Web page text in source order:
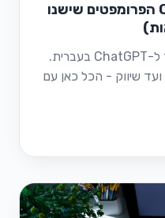
ChatGPT Prompts: 50 הפרומפטים שישנו
אוסף הפרומפטים המקיף ביותר ל-ChatGPT בעברית.
שיווק - הכל כאן עם